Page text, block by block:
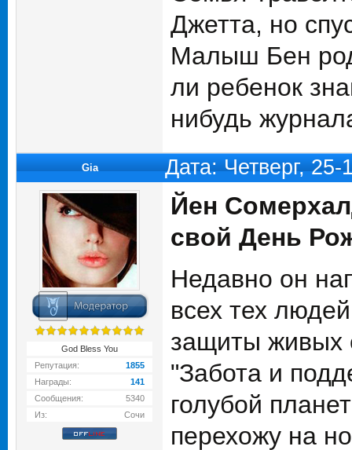
Джетта, но
Малыш Бен
ли ребенок
нибудь
Gia Дата: Четверг,
God Bless You
Репутация:
1855
Награды:
141
Сообщения:
5340
Из:
Сочи
Йен
свой День
Недавно он
всех тех
защиты живых
"Забота и
голубой
перехожу на